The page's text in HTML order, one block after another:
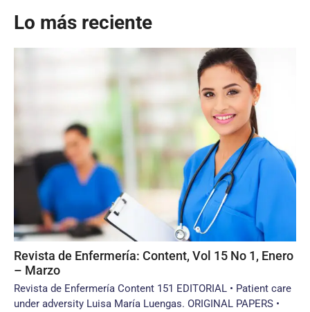
Lo más reciente
Revista de Enfermería: Content, Vol 15 No 1, Enero
– Marzo
Revista de Enfermería Content 151 EDITORIAL • Patient care
under adversity Luisa María Luengas. ORIGINAL PAPERS •